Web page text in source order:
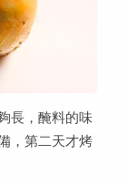
長，醃料的味
，第二天才烤